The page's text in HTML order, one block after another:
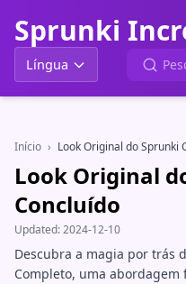
Sprunki
Língua
Início › Look Original do Sprunki
Look Original
Concluído
Updated:2024-12-10
Descubra a magia por trás
Completo, uma